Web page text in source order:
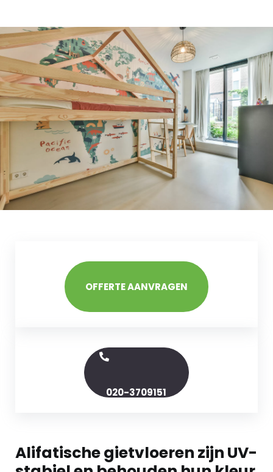
OFFERTE AANVRAGEN
020-3709151
Alifatische gietvloeren zijn UV-